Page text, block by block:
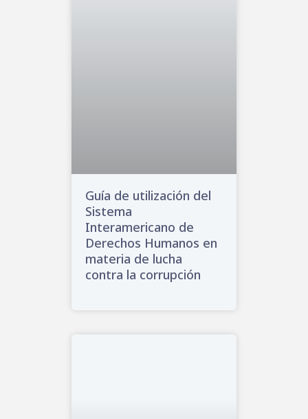
Guía de utilización del
Sistema
Interamericano de
Derechos Humanos en
materia de lucha
contra la corrupción